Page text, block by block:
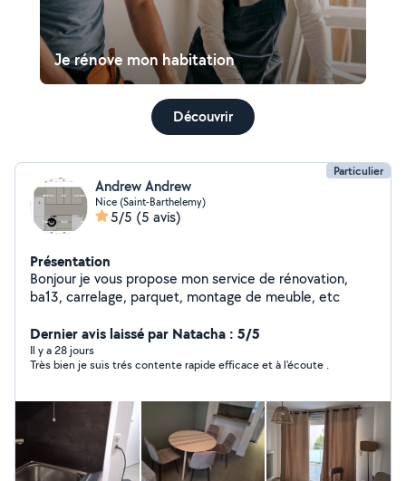
Je rénove mon habitation
Découvrir
Particulier
Andrew Andrew
Nice (Saint-Barthelemy)
5/5 (5 avis)
Présentation
Bonjour je vous propose mon service de rénovation,
ba13, carrelage, parquet, montage de meuble, etc
Dernier avis laissé par Natacha : 5/5
Il y a 28 jours
Très bien je suis trés contente rapide efficace et à l'écoute .